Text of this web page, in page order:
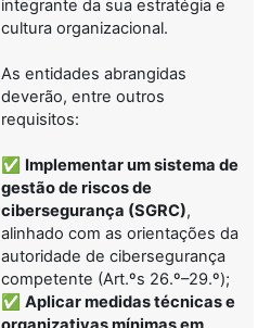
integrante da sua estratégia e
cultura organizacional.
As entidades abrangidas
deverão, entre outros
requisitos:
✅ Implementar um sistema de
gestão de riscos de
cibersegurança (SGRC),
alinhado com as orientações da
autoridade de cibersegurança
competente (Art.ºs 26.º–29.º);
✅ Aplicar medidas técnicas e